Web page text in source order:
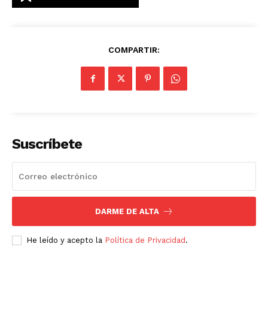
COMPARTIR:
Suscríbete
DARME DE ALTA
He leído y acepto la Política de Privacidad .